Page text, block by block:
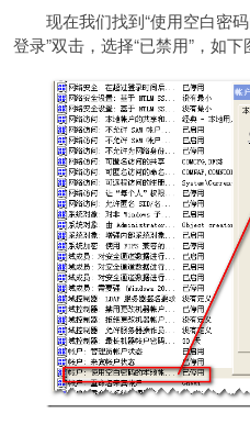
现在我们找到“使用空白密
登录”双击，选择“已禁用”，如下